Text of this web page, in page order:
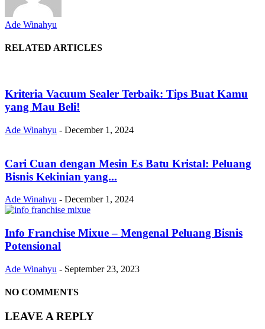
Ade Winahyu
RELATED ARTICLES
Kriteria Vacuum Sealer Terbaik: Tips Buat Kamu
yang Mau Beli!
Ade Winahyu - December 1, 2024
Cari Cuan dengan Mesin Es Batu Kristal: Peluang
Bisnis Kekinian yang...
Ade Winahyu - December 1, 2024
Info Franchise Mixue – Mengenal Peluang Bisnis
Potensional
Ade Winahyu - September 23, 2023
NO COMMENTS
LEAVE A REPLY